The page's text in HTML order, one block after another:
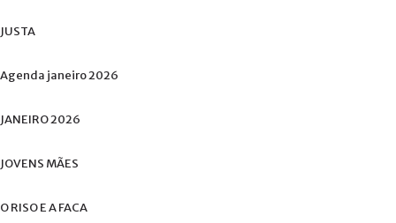
JUSTA
Agenda janeiro2026
JANEIRO2026
JOVENS MÃES
ORISOEAFACA